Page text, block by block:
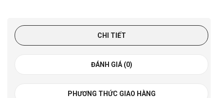
CHI TIẾT
ĐÁNH GIÁ (0)
PHƯƠNG THỨC GIAO HÀNG